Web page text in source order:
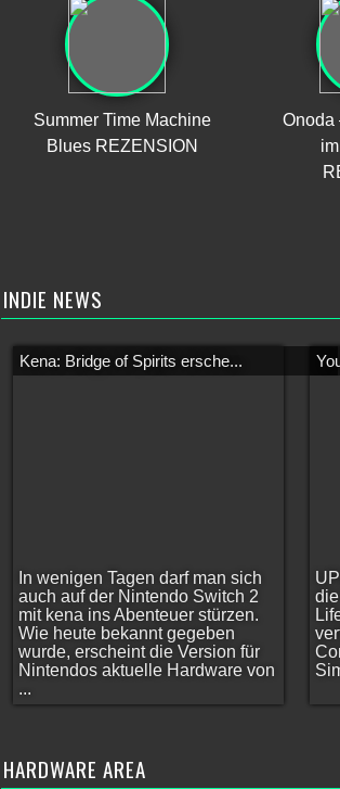
Summer Time Machine
Blues REZENSION
Onoda
INDIE NEWS
Kena: Bridge of Spirits ersche...
In wenigen Tagen darf man sich
auch auf der Nintendo Switch 2
mit kena ins Abenteuer stürzen.
Wie heute bekannt gegeben
wurde, erscheint die Version für
Nintendos aktuelle Hardware von
...
HARDWARE AREA